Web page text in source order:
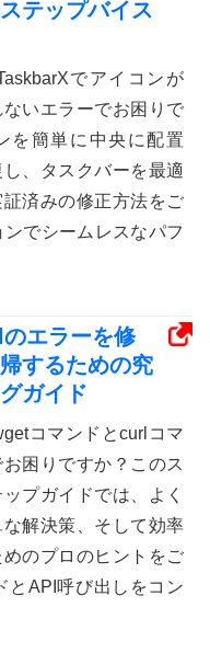
テップバイス
でアイコンが
いエラーでお困りで
を簡単に中央に配置
、タスクバーを最適
済みの修正方法をご
でシームレスなパフ
エラーを修
するための究
ガイド
コマンドとcurlコマ
困りですか？このス
プガイドでは、よく
解決策、そして効率
のプロのヒントをご
とAPI呼び出しをコン